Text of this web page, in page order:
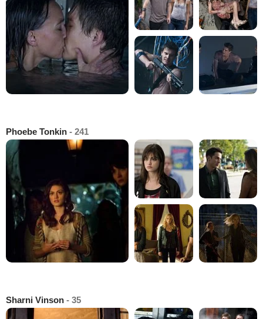
Phoebe Tonkin - 241
Sharni Vinson - 35